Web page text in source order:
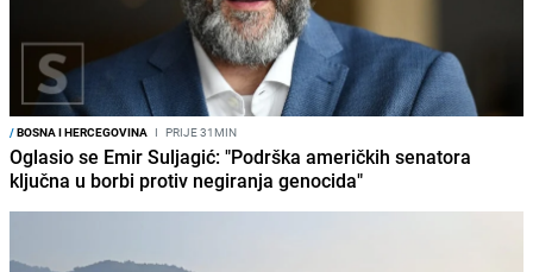
/BOSNA I HERCEGOVINA I PRIJE 31MIN
Oglasio se Emir Suljagić: "Podrška američkih senatora
ključna u borbi protiv negiranja genocida"